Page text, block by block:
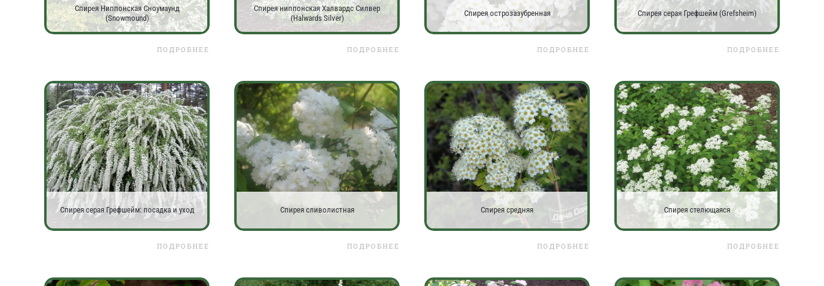
Спирея Ниппонская Сноумаунд
(Snowmound)
ПОДРОБНЕЕ
Спирея ниппонская Халвардс Силвер
(Halwards Silver)
ПОДРОБНЕЕ
Спирея острозазубренная
ПОДРОБНЕЕ
Спирея серая Грефшейм (Grefsheim)
ПОДРОБНЕЕ
Спирея серая Грефшейм: посадка и уход
ПОДРОБНЕЕ
Спирея сливолистная
ПОДРОБНЕЕ
Спирея средняя
ПОДРОБНЕЕ
Спирея стелющаяся
ПОДРОБНЕЕ